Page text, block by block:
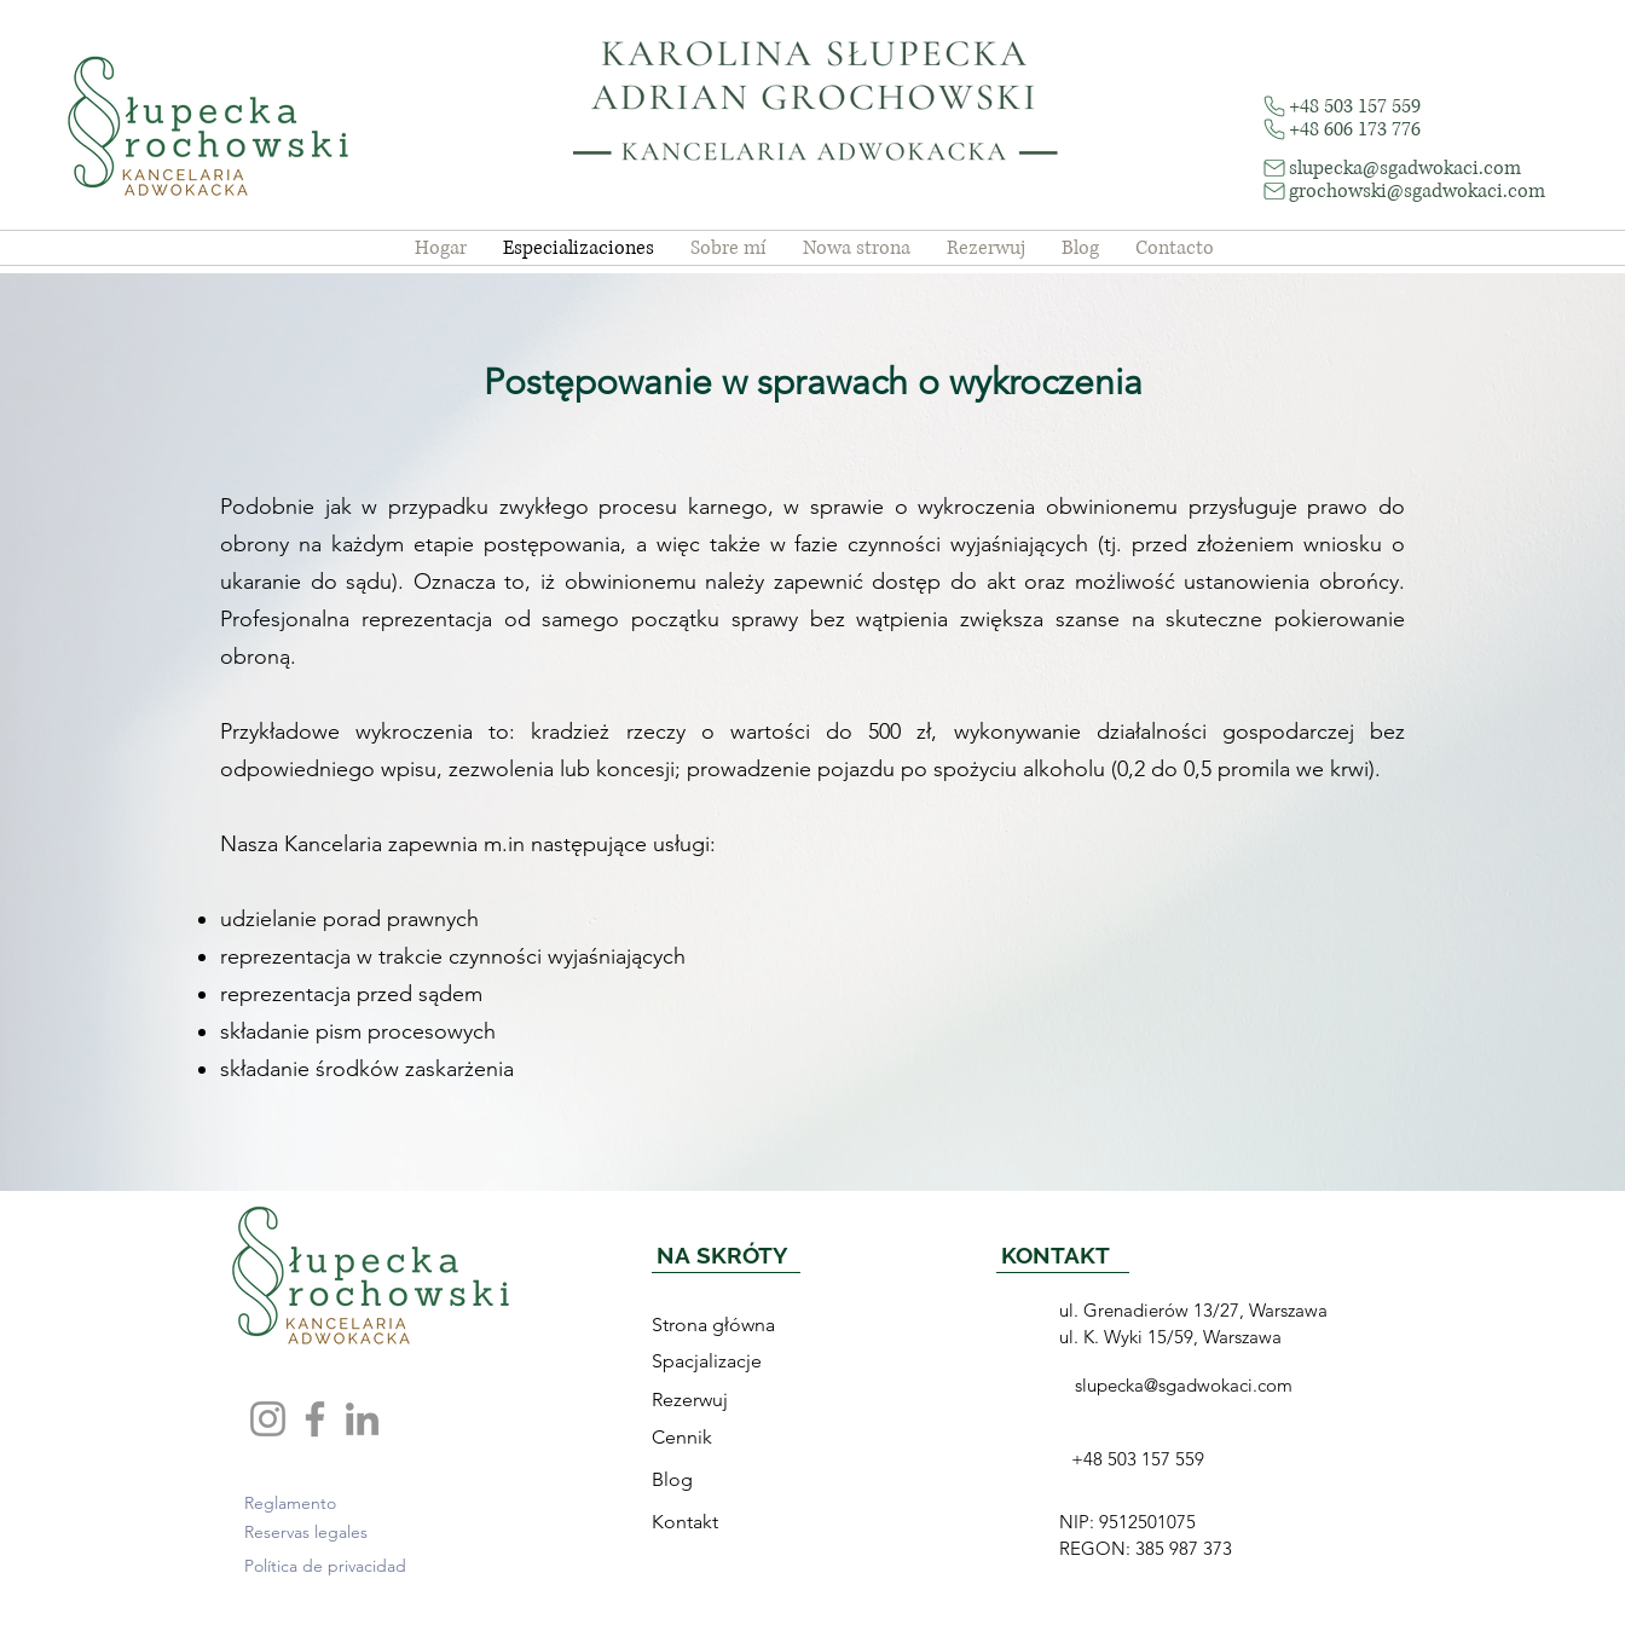
+48 503 157 559
+48 606 173 776
slupecka@sgadwokaci.com
grochowski@sgadwokaci.com
Hogar Especializaciones Sobre mí Nowa strona Rezerwuj Blog Contacto
Postępowanie w sprawach o wykroczenia
Podobnie jak w przypadku zwykłego procesu karnego, w sprawie o wykroczenia obwinionemu przysługuje prawo do
obrony na każdym etapie postępowania, a więc także w fazie czynności wyjaśniających (tj. przed złożeniem wniosku o
ukaranie do sądu). Oznacza to, iż obwinionemu należy zapewnić dostęp do akt oraz możliwość ustanowienia obrońcy.
Profesjonalna reprezentacja od samego początku sprawy bez wątpienia zwiększa szanse na skuteczne pokierowanie
obroną.
Przykładowe wykroczenia to: kradzież rzeczy o wartości do 500 zł, wykonywanie działalności gospodarczej bez
odpowiedniego wpisu, zezwolenia lub koncesji; prowadzenie pojazdu po spożyciu alkoholu (0,2 do 0,5 promila we krwi).
Nasza Kancelaria zapewnia m.in następujące usługi:​
udzielanie porad prawnych
reprezentacja w trakcie czynności wyjaśniających
reprezentacja przed sądem
składanie pism procesowych
składanie środków zaskarżenia
Reglamento
Reservas legales
Política de privacidad
NA SKRÓTY
Strona główna
Spacjalizacje
Rezerwuj
Cennik
Kontakt
Blog
KONTAKT
ul. Grenadierów 13/27, Warszawa
ul. K. Wyki 15/59, Warszawa
slupecka@sgadwokaci.com
+48 503 157 559
NIP: 9512501075
REGON: 385 987 373